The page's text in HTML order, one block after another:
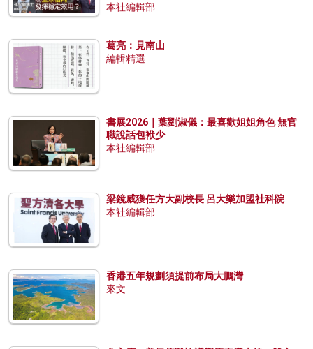
本社編輯部
葛亮：見南山
編輯精選
書展2026｜葉劉淑儀：最喜歡姐姐角色 無官
職說話包袱少
本社編輯部
梁鏡威獲任方大副校長 呂大樂加盟社科院
本社編輯部
香港五年規劃須提前布局大鵬灣
來文